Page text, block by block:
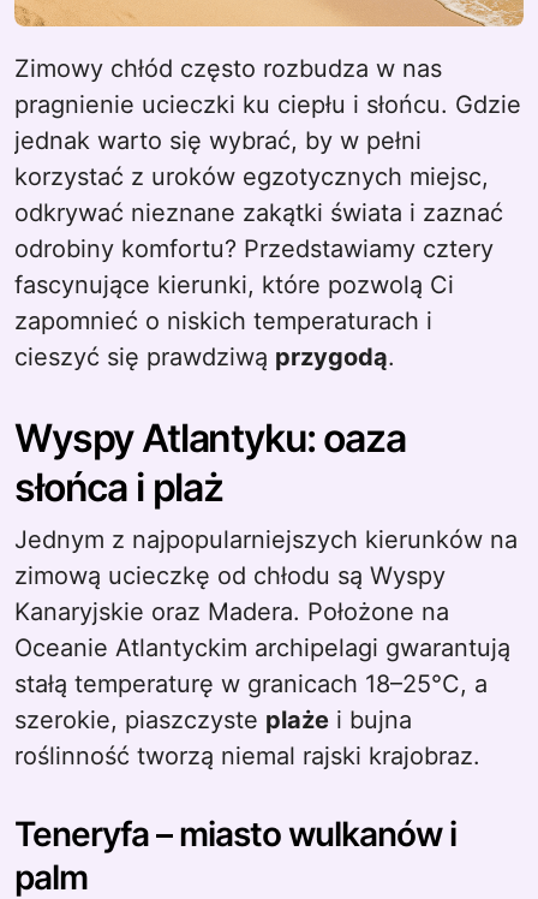
Zimowy chłód często rozbudza w nas
pragnienie ucieczki ku ciepłu i słońcu. Gdzie
jednak warto się wybrać, by w pełni
korzystać z uroków egzotycznych miejsc,
odkrywać nieznane zakątki świata i zaznać
odrobiny komfortu? Przedstawiamy cztery
fascynujące kierunki, które pozwolą Ci
zapomnieć o niskich temperaturach i
cieszyć się prawdziwą przygodą.
Wyspy Atlantyku: oaza
słońca i plaż
Jednym z najpopularniejszych kierunków na
zimową ucieczkę od chłodu są Wyspy
Kanaryjskie oraz Madera. Położone na
Oceanie Atlantyckim archipelagi gwarantują
stałą temperaturę w granicach 18–25°C, a
szerokie, piaszczyste plaże i bujna
roślinność tworzą niemal rajski krajobraz.
Teneryfa – miasto wulkanów i
palm